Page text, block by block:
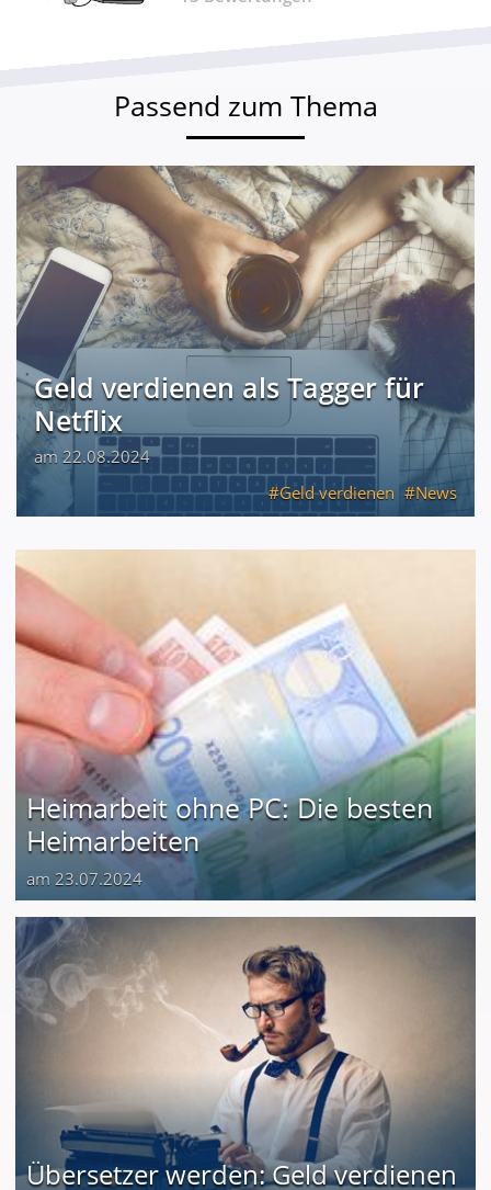
Passend zum Thema
Geld verdienen als Tagger für
Netflix
am 22.08.2024
Geld verdienen
News
Heimarbeit ohne PC: Die besten
Heimarbeiten
am 23.07.2024
Übersetzer werden: Geld verdienen